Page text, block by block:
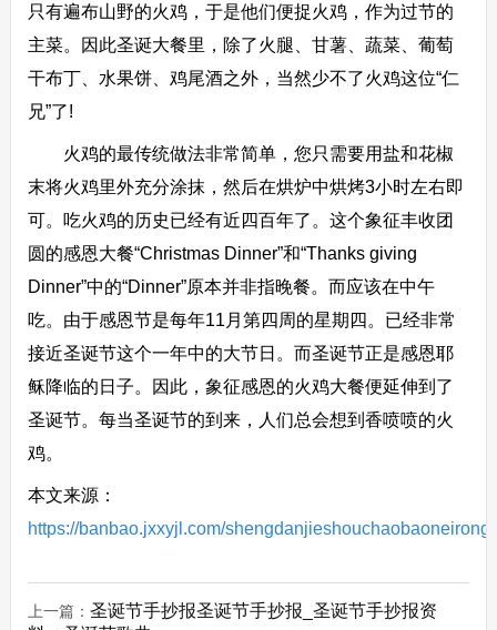
只有遍布山野的火鸡，于是他们便捉火鸡，作为过节的
主菜。因此圣诞大餐里，除了火腿、甘薯、蔬菜、葡萄
干布丁、水果饼、鸡尾酒之外，当然少不了火鸡这位“仁
兄”了!
火鸡的最传统做法非常简单，您只需要用盐和花椒
末将火鸡里外充分涂抹，然后在烘炉中烘烤3小时左右即
可。吃火鸡的历史已经有近四百年了。这个象征丰收团
圆的感恩大餐“Christmas Dinner”和“Thanks giving
Dinner”中的“Dinner”原本并非指晚餐。而应该在中午
吃。由于感恩节是每年11月第四周的星期四。已经非常
接近圣诞节这个一年中的大节日。而圣诞节正是感恩耶
稣降临的日子。因此，象征感恩的火鸡大餐便延伸到了
圣诞节。每当圣诞节的到来，人们总会想到香喷喷的火
鸡。
本文来源：
https://banbao.jxxyjl.com/
上一篇： 圣诞节手抄报圣诞节手抄报_圣诞节手抄报资